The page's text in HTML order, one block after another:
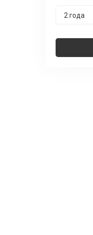
2 года